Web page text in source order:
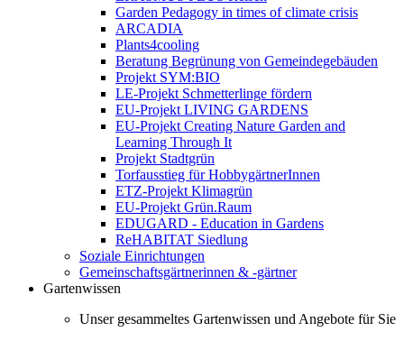
Garden Pedagogy in times of climate crisis
ARCADIA
Plants4cooling
Beratung Begrünung von Gemeindegebäuden
Projekt SYM:BIO
LE-Projekt Schmetterlinge fördern
EU-Projekt LIVING GARDENS
EU-Projekt Creating Nature Garden and
Learning Through It
Projekt Stadtgrün
Torfausstieg für HobbygärtnerInnen
ETZ-Projekt Klimagrün
EU-Projekt Grün.Raum
EDUGARD - Education in Gardens
ReHABITAT Siedlung
Soziale Einrichtungen
Gemeinschaftsgärtnerinnen & -gärtner
Gartenwissen
Unser gesammeltes Gartenwissen und Angebote für Sie